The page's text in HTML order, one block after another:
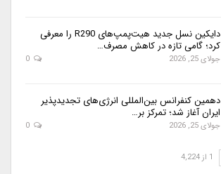
دایکین نسل جدید هیت‌پمپ‌های R290 را معرفی
کرد؛ گامی تازه در کاهش مصرف…
جولای 25, 2026
دهمین کنفرانس بین‌المللی انرژی‌های تجدیدپذیر
ایران آغاز شد؛ تمرکز بر…
جولای 25, 2026
1 از 4,224